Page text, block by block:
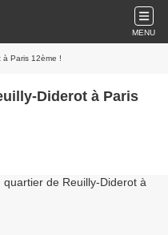
MENU
à Paris 12ème !
Diderot à Paris